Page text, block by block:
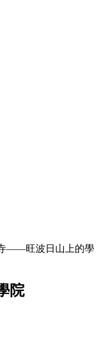
——旺波日山上的學
院